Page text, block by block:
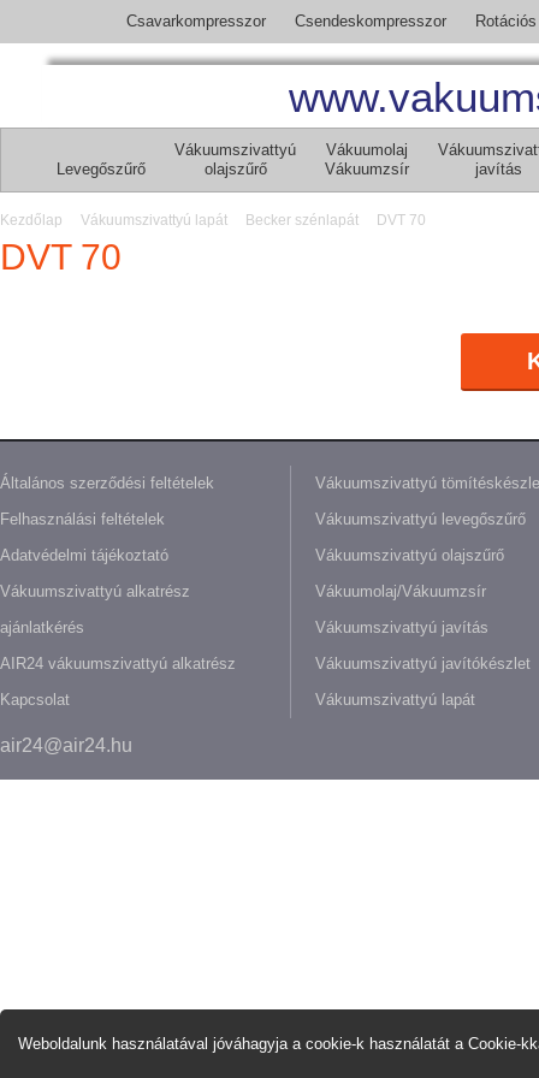
Csavarkompresszor Csendeskompresszor
Levegőszűrő
Vákuumszivattyú
olajszűrő
Vákuumolaj
Vákuumzsír
javítás
Kezdőlap Vákuumszivattyú lapát Becker szénlapát DVT 70
DVT 70
Általános szerződési feltételek
Felhasználási feltételek
Adatvédelmi tájékoztató
Vákuumszivattyú alkatrész
ajánlatkérés
AIR24 vákuumszivattyú alkatrész
Kapcsolat
Vákuumszivattyú
Vákuumszivattyú levegőszűrő
Vákuumszivattyú olajszűrő
Vákuumolaj/Vákuumzsír
Vákuumszivattyú javítás
Vákuumszivattyú javítókészlet
Vákuumszivattyú lapát
air24@air24.hu
Weboldalunk használatával jóváhagyja a cookie-k használatát a Cookie-